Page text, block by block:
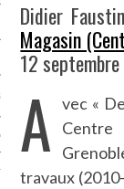
Didier
Magasin
12
A
vec «
travaux